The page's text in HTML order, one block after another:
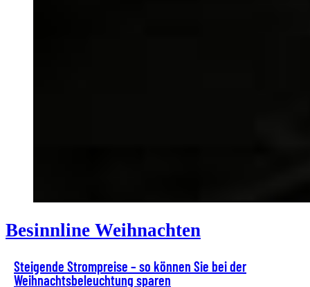
Besinnline Weihnachten
Steigende Strompreise – so können Sie bei der
Weihnachtsbeleuchtung sparen